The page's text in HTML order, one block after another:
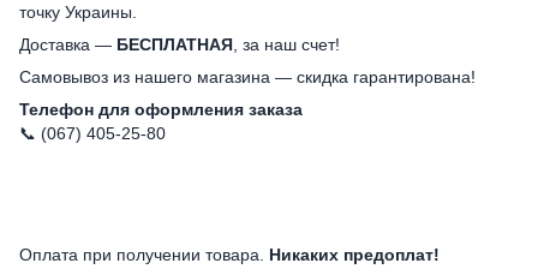
точку Украины.
Доставка — БЕСПЛАТНАЯ , за наш счет!
Самовывоз из нашего магазина — скидка гарантирована!
Телефон для оформления заказа
📞 (067) 405-25-80
Оплата при получении товара. Никаких предоплат!